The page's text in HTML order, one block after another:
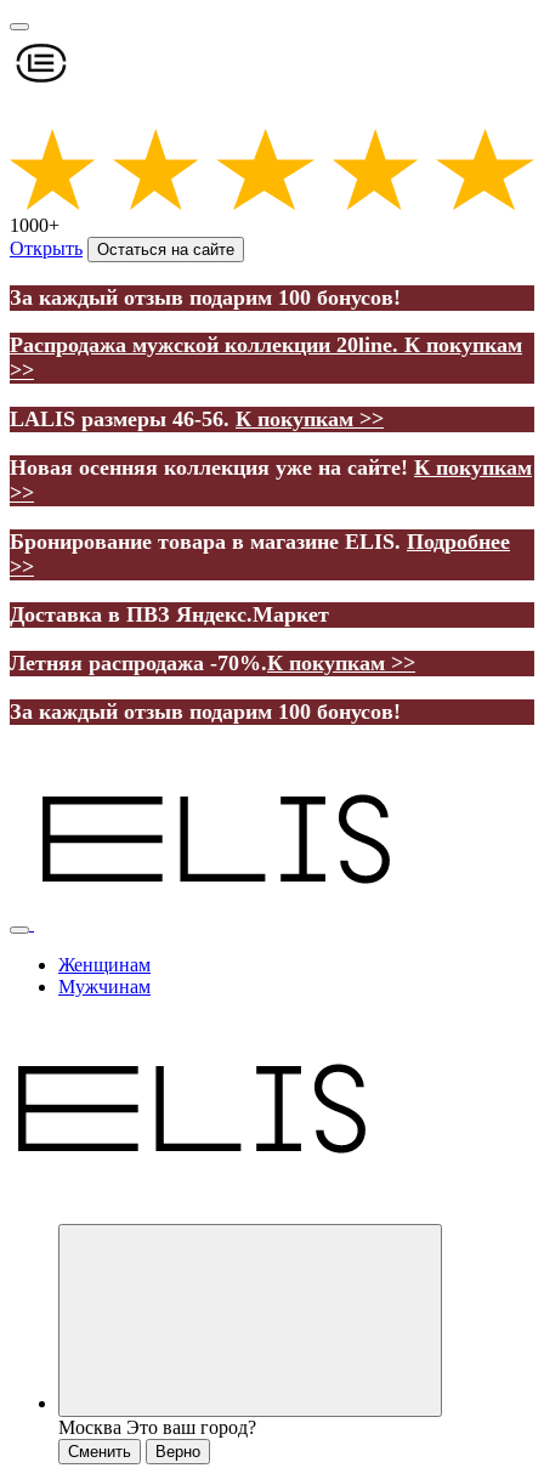
1000+
Открыть
Остаться на сайте
За каждый отзыв подарим 100 бонусов!
Распродажа мужской коллекции 20line. К покупкам
>>
LALIS размеры 46-56. К покупкам >>
Новая осенняя коллекция уже на сайте! К покупкам
>>
Бронирование товара в магазине ELIS. Подробнее
>>
Доставка в ПВЗ Яндекс.Маркет
Летняя распродажа -70%.К покупкам >>
За каждый отзыв подарим 100 бонусов!
Женщинам
Мужчинам
Москва Это ваш город?
Сменить Верно